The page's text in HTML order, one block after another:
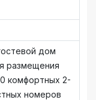
дом
размещения
комфортных 2-
номеров